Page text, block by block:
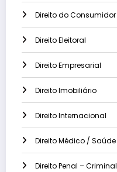
Direito do Consumidor
Direito Eleitoral
Direito Empresarial
Direito Imobiliário
Direito Internacional
Direito Médico / Saúde
Direito Penal – Criminal